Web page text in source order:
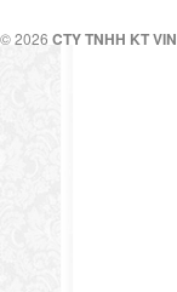
© 2026 CTY TNHH KT